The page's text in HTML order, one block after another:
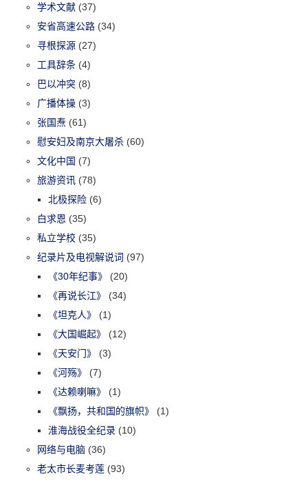
学术文献 (37)
安省高速公路 (34)
寻根探源 (27)
工具辞条 (4)
巴以冲突 (8)
广播体操 (3)
张国焘 (61)
慰安妇及南京大屠杀 (60)
文化中国 (7)
旅游资讯 (78)
北极探险 (6)
白求恩 (35)
私立学校 (35)
纪录片及电视解说词 (97)
《30年纪事》
(20)
《再说长江》
(34)
《坦克人》
(1)
《大国崛起》
(12)
《天安门》
(3)
《河殇》
(7)
《达赖喇嘛》
(1)
《飘扬，共和国的旗帜》
(1)
淮海战役全纪录 (10)
网络与电脑 (36)
老太市长麦考莲 (93)